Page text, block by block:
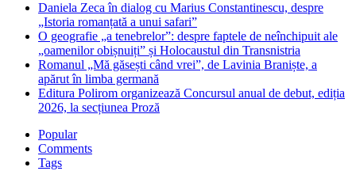
Daniela Zeca în dialog cu Marius Constantinescu, despre
„Istoria romanțată a unui safari”
O geografie „a tenebrelor”: despre faptele de neînchipuit ale
„oamenilor obișnuiți” și Holocaustul din Transnistria
Romanul „Mă găsești când vrei”, de Lavinia Braniște, a
apărut în limba germană
Editura Polirom organizează Concursul anual de debut, ediția
2026, la secțiunea Proză
Popular
Comments
Tags